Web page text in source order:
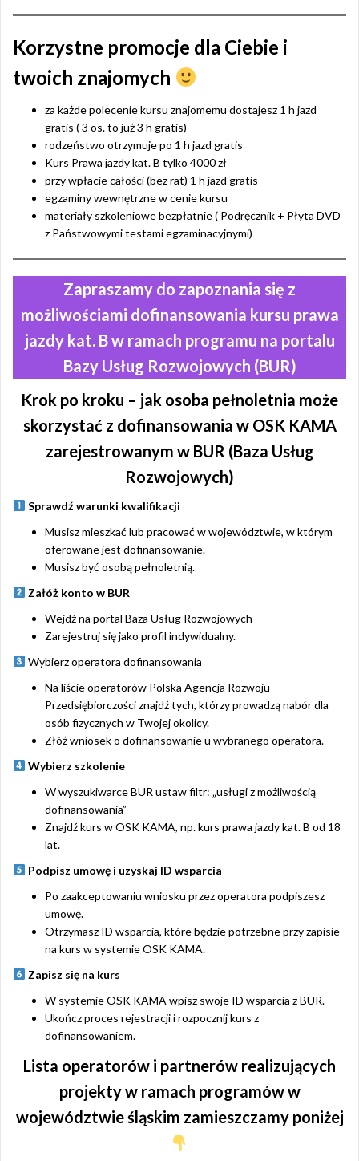
Korzystne promocje dla Ciebie i
twoich znajomych
za każde polecenie kursu znajomemu dostajesz 1 h jazd
gratis ( 3 os. to już 3 h gratis)
rodzeństwo otrzymuje po 1 h jazd gratis
Kurs Prawa jazdy kat. B tylko 4000 zł
przy wpłacie całości (bez rat) 1 h jazd gratis
egzaminy wewnętrzne w cenie kursu
materiały szkoleniowe bezpłatnie ( Podręcznik + Płyta DVD
z Państwowymi testami egzaminacyjnymi)
Zapraszamy do zapoznania się z
możliwościami dofinansowania kursu prawa
jazdy kat. B w ramach programu na portalu
Bazy Usług Rozwojowych (BUR)
Krok po kroku – jak osoba pełnoletnia może
skorzystać z dofinansowania w OSK KAMA
zarejestrowanym w BUR (Baza Usług
Rozwojowych)
Sprawdź warunki kwalifikacji
Musisz mieszkać lub pracować w województwie, w którym
oferowane jest dofinansowanie.
Musisz być osobą pełnoletnią.
Załóż konto w BUR
Wejdź na portal Baza Usług Rozwojowych
Zarejestruj się jako profil indywidualny.
Wybierz operatora dofinansowania
Na liście operatorów Polska Agencja Rozwoju
Przedsiębiorczości znajdź tych, którzy prowadzą nabór dla
osób fizycznych w Twojej okolicy.
Złóż wniosek o dofinansowanie u wybranego operatora.
Wybierz szkolenie
W wyszukiwarce BUR ustaw filtr: „usługi z możliwością
dofinansowania”
Znajdź kurs w OSK KAMA, np. kurs prawa jazdy kat. B od 18
lat.
Podpisz umowę i uzyskaj ID wsparcia
Po zaakceptowaniu wniosku przez operatora podpiszesz
umowę.
Otrzymasz ID wsparcia, które będzie potrzebne przy zapisie
na kurs w systemie OSK KAMA.
Zapisz się na kurs
W systemie OSK KAMA wpisz swoje ID wsparcia z BUR.
Ukończ proces rejestracji i rozpocznij kurs z
dofinansowaniem.
Lista operatorów i partnerów realizujących
projekty w ramach programów w
województwie śląskim zamieszczamy poniżej